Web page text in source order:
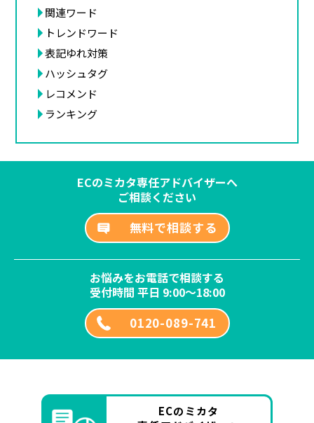
関連ワード
トレンドワード
表記ゆれ対策
ハッシュタグ
レコメンド
ランキング
ECのミカタ専任アドバイザーへ
ご相談ください
無料で相談する
お悩みをお電話で相談する
受付時間 平日 9:00～18:00
0120-089-741
ECのミカタ